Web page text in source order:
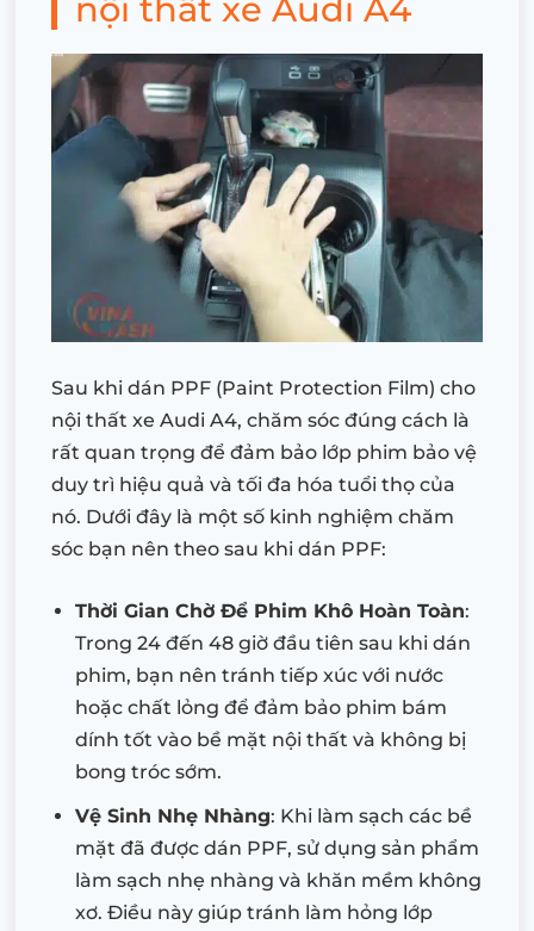
nội thất xe Audi A4
Sau khi dán PPF (Paint Protection Film) cho
nội thất xe Audi A4, chăm sóc đúng cách là
rất quan trọng để đảm bảo lớp phim bảo vệ
duy trì hiệu quả và tối đa hóa tuổi thọ của
nó. Dưới đây là một số kinh nghiệm chăm
sóc bạn nên theo sau khi dán PPF:
Thời Gian Chờ Để Phim Khô Hoàn Toàn:
Trong 24 đến 48 giờ đầu tiên sau khi dán
phim, bạn nên tránh tiếp xúc với nước
hoặc chất lỏng để đảm bảo phim bám
dính tốt vào bề mặt nội thất và không bị
bong tróc sớm.
Vệ Sinh Nhẹ Nhàng: Khi làm sạch các bề
mặt đã được dán PPF, sử dụng sản phẩm
làm sạch nhẹ nhàng và khăn mềm không
xơ. Điều này giúp tránh làm hỏng lớp